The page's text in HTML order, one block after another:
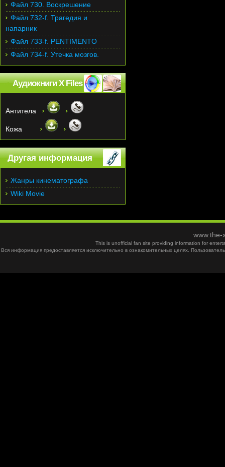
Файл 730. Воскрешение
Файл 732-f. Трагедия и
напарник
Файл 733-f. PENTIMENTO
Файл 734-f. Утечка мозгов.
Аудиокниги X Files
Антитела
Кожа
Другая информация
Жанры кинематографа
Wiki Movie
This is unofficial fan site providing information for
Вся информация предоставляется исключительно в ознакомительных целях.